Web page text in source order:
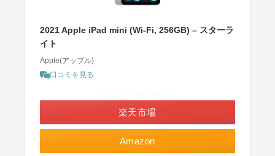
2021 Apple iPad mini (Wi-Fi, 256GB) – スターラ
イト
Apple(アップル)
口コミを見る
Amazon
楽天市場